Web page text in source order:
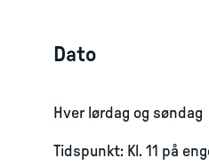
Dato
Hver lørdag og søndag
Tidspunkt: Kl. 11 på